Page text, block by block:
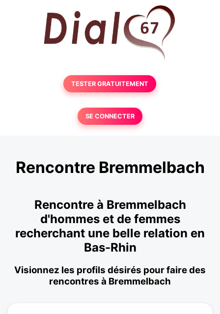
TESTER GRATUITEMENT
SE CONNECTER
Rencontre Bremmelbach
Rencontre à Bremmelbach
d'hommes et de femmes
recherchant une belle relation en
Bas-Rhin
Visionnez les profils désirés pour faire des
rencontres à Bremmelbach